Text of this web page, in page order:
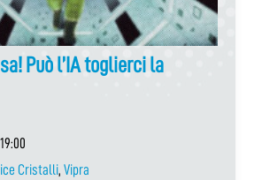
Può l’IA toglierci la
Cristalli, Vipra